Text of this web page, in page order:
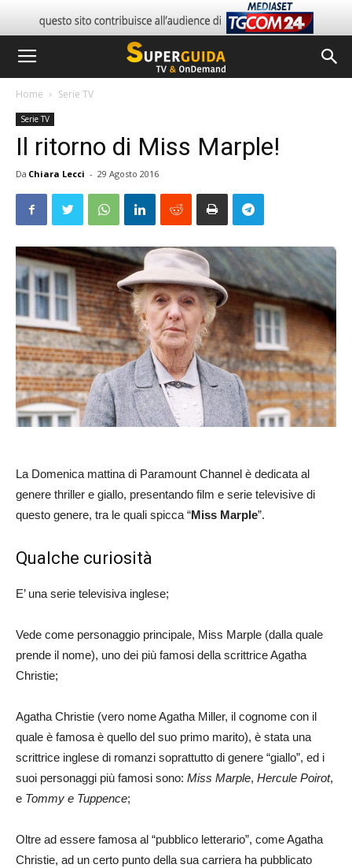
Home Serie TV
Serie TV
Il ritorno di Miss Marple!
Da Chiara Lecci - 29 Agosto 2016
La Domenica mattina di Paramount Channel è dedicata al
genere thriller e giallo, presentando film e serie televisive di
questo genere, tra le quali spicca “Miss Marple”.
Qualche curiosità
E’ una serie televisiva inglese;
Vede come personaggio principale, Miss Marple (dalla quale
prende il nome), uno dei più famosi della scrittrice Agatha
Christie;
Agatha Christie (vero nome Agatha Miller, il cognome con il
quale è famosa è quello del suo primo marito), è stata una
scrittrice inglese di romanzi soprattutto di genere “giallo”, ed i
suoi personaggi più famosi sono: Miss Marple, Hercule Poirot,
e Tommy e Tuppence;
Oltre ad essere famosa al “pubblico letterario”, come Agatha
Christie, ad un certo punto della sua carriera ha pubblicato